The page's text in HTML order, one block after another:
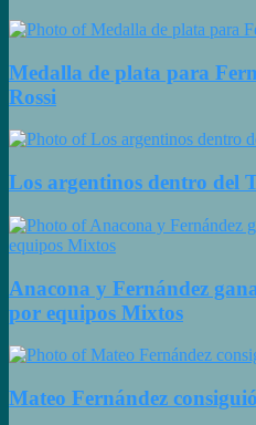
Medalla de plata para
Rossi
Los argentinos dentro del
Anacona y Fernández
por equipos Mixtos
Mateo Fernández